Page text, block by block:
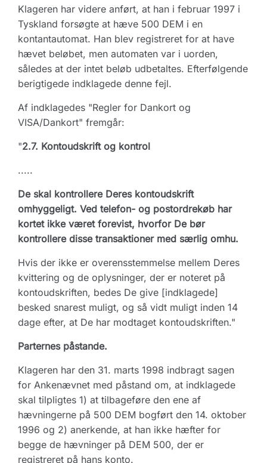
Klageren har videre anført, at han i februar 1997 i
Tyskland forsøgte at hæve 500 DEM i en
kontantautomat. Han blev registreret for at have
hævet beløbet, men automaten var i uorden,
således at der intet beløb udbetaltes. Efterfølgende
berigtigede indklagede denne fejl.
Af indklagedes "Regler for Dankort og
VISA/Dankort" fremgår:
"2.7. Kontoudskrift og kontrol
.....
De skal kontrollere Deres kontoudskrift
omhyggeligt. Ved telefon- og postordrekøb har
kortet ikke været forevist, hvorfor De bør
kontrollere disse transaktioner med særlig omhu.
Hvis der ikke er overensstemmelse mellem Deres
kvittering og de oplysninger, der er noteret på
kontoudskriften, bedes De give [indklagede]
besked snarest muligt, og så vidt muligt inden 14
dage efter, at De har modtaget kontoudskriften."
Parternes påstande.
Klageren har den 31. marts 1998 indbragt sagen
for Ankenævnet med påstand om, at indklagede
skal tilpligtes 1) at tilbageføre den ene af
hævningerne på 500 DEM bogført den 14. oktober
1996 og 2) anerkende, at han ikke hæfter for
begge de hævninger på DEM 500, der er
registreret på hans konto.